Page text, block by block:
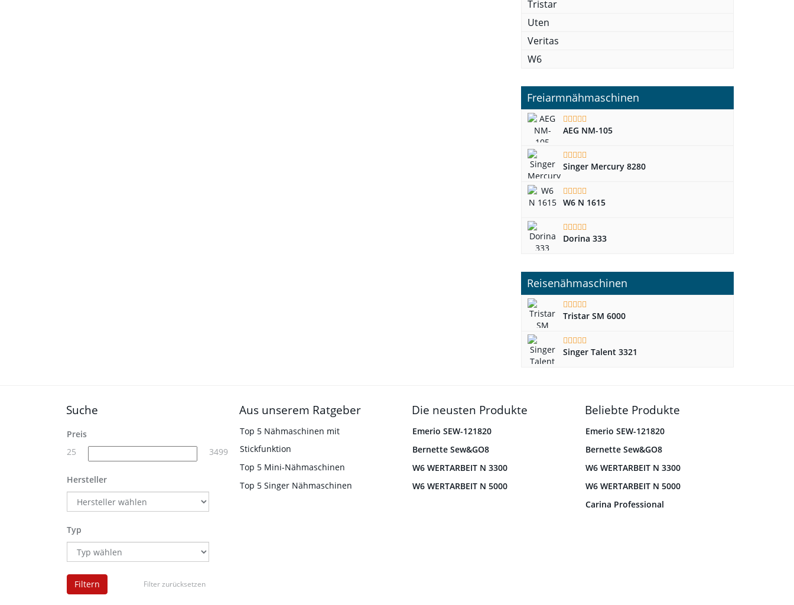
Tristar
Uten
Veritas
W6
Freiarmnähmaschinen
AEG NM-105
Singer Mercury 8280
W6 N 1615
Dorina 333
Reisenähmaschinen
Tristar SM 6000
Singer Talent 3321
Suche
Preis
25
3499
Hersteller
Typ
Filter zurücksetzen
Filtern
Aus unserem Ratgeber
Top 5 Nähmaschinen mit
Stickfunktion
Top 5 Mini-Nähmaschinen
Top 5 Singer Nähmaschinen
Die neusten Produkte
Emerio SEW-121820
Bernette Sew&GO8
W6 WERTARBEIT N 3300
W6 WERTARBEIT N 5000
Beliebte Produkte
Emerio SEW-121820
Bernette Sew&GO8
W6 WERTARBEIT N 3300
W6 WERTARBEIT N 5000
Carina Professional